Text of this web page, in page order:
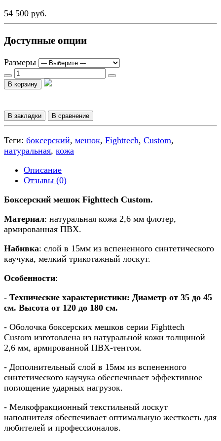
54 500 руб.
Доступные опции
Размеры
В корзину
В закладки В сравнение
Теги: боксерский, мешок, Fighttech, Custom,
натуральная, кожа
Описание
Отзывы (0)
Боксерский мешок Fighttech Custom.
Материал: натуральная кожа 2,6 мм флотер,
армированная ПВХ.
Набивка: слой в 15мм из вспененного синтетического
каучука, мелкий трикотажный лоскут.
Особенности:
- Технические характеристики: Диаметр от 35 до 45
см. Высота от 120 до 180 см.
- Оболочка боксерских мешков серии Fighttech
Custom изготовлена из натуральной кожи толщиной
2,6 мм, армированной ПВХ-тентом.
- Дополнительный слой в 15мм из вспененного
синтетического каучука обеспечивает эффективное
поглощение ударных нагрузок.
- Мелкофракционный текстильный лоскут
наполнителя обеспечивает оптимальную жесткость для
любителей и профессионалов.